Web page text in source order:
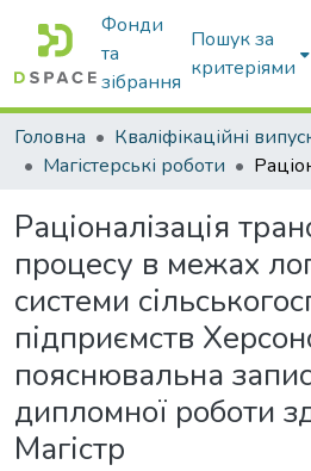
Фонди
та
зібрання
Пошук за
критеріями
Головна
Магістерські роботи
Раціоналізація
процесу в межах
системи
підприємств
пояснювальна
дипломної роботи
Магістр